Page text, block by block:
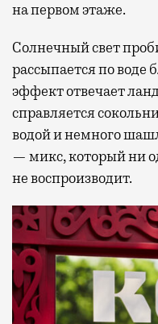
на первом этаже.
Солнечный свет
рассыпается по воде
эффект отвечает
справляется
водой и немного
— микс, который ни
не воспроизводит.